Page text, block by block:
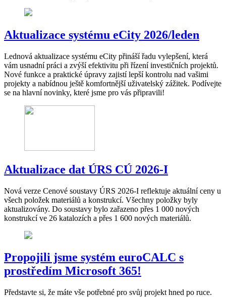
Aktualizace systému eCity 2026/leden
Lednová aktualizace systému eCity přináší řadu vylepšení, která
vám usnadní práci a zvýší efektivitu při řízení investičních projektů.
Nové funkce a praktické úpravy zajistí lepší kontrolu nad vašimi
projekty a nabídnou ještě komfortnější uživatelský zážitek. Podívejte
se na hlavní novinky, které jsme pro vás připravili!
Aktualizace dat ÚRS CÚ 2026-I
Nová verze Cenové soustavy ÚRS 2026-I reflektuje aktuální ceny u
všech položek materiálů a konstrukcí. Všechny položky byly
aktualizovány. Do soustavy bylo zařazeno přes 1 000 nových
konstrukcí ve 26 katalozích a přes 1 600 nových materiálů.
Propojili jsme systém euroCALC s
prostředím Microsoft 365!
Představte si, že máte vše potřebné pro svůj projekt hned po ruce.